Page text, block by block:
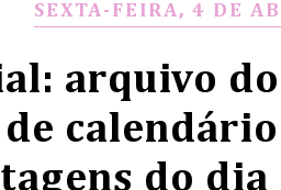
SEXTA-FEIRA, 4 DE
arquivo
do dia